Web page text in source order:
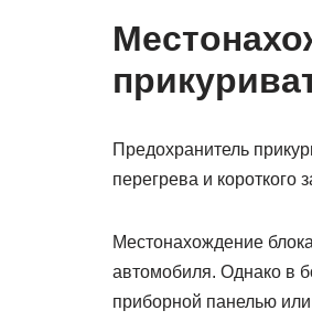
Предохранитель
перегрева и
Местонахождение
автомобиля. Однако в
приборной панелью